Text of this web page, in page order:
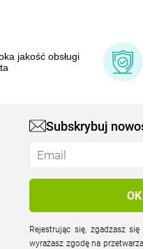
jakość obsługi
Subskrybuj
Rejestrując się, zgadzasz się
wyrażasz zgodę na